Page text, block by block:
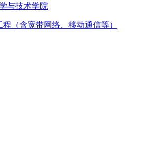
与技术学院
程（含宽带网络、移动通信等）